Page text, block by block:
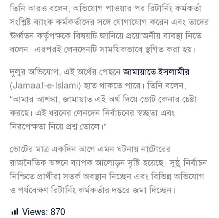
তিনি আরও বলেন, অভিযোগ পাওয়ার পর রিটার্নিং কর্মকর্তা
সংশ্লিষ্ট ব্যাংক কর্মকর্তাদের সঙ্গে যোগাযোগ করেন এবং তাদের
ঊর্ধ্বতন কর্তৃপক্ষকে বিষয়টি জানিয়ে প্রয়োজনীয় ব্যবস্থা নিতে
বলেন। এরপরই লেনদেনটি সাময়িকভাবে স্থগিত করা হয়।
দুলুর অভিযোগ, এই অর্থের পেছনেজামায়াতে ইসলামীর
(Jamaat-e-Islami) হাত থাকতে পারে। তিনি বলেন,
“আমার আশঙ্কা, জামায়াত এই অর্থ দিয়ে ভোট কেনার চেষ্টা
করছে। এই ধরনের লেনদেন নির্বাচনের স্বচ্ছতা এবং
নিরপেক্ষতা নিয়ে প্রশ্ন তোলে।”
ভোটের মাত্র একদিন আগে এমন ঘটনায় নাটোরের
রাজনৈতিক অঙ্গনে ব্যাপক আলোড়ন সৃষ্টি হয়েছে। সুষ্ঠু নির্বাচন
নিশ্চিতে প্রার্থীরা সতর্ক অবস্থান নিচ্ছেন এবং বিভিন্ন অভিযোগ
ও পর্যবেক্ষণ রিটার্নিং কর্মকর্তার দপ্তরে জমা দিচ্ছেন।
Views: 870